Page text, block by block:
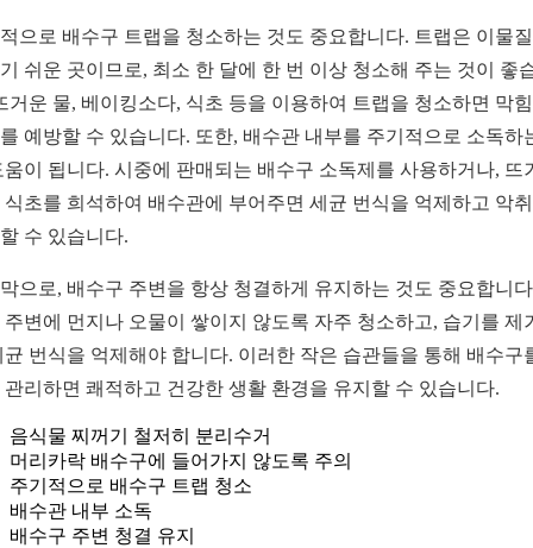
으로 배수구 트랩을 청소하는 것도 중요합니다. 트랩은 이물
쉬운 곳이므로, 최소 한 달에 한 번 이상 청소해 주는 것이 좋
거운 물, 베이킹소다, 식초 등을 이용하여 트랩을 청소하면 막
예방할 수 있습니다. 또한, 배수관 내부를 주기적으로 소독하
움이 됩니다. 시중에 판매되는 배수구 소독제를 사용하거나, 뜨
식초를 희석하여 배수관에 부어주면 세균 번식을 억제하고 악
수 있습니다.
으로, 배수구 주변을 항상 청결하게 유지하는 것도 중요합니
주변에 먼지나 오물이 쌓이지 않도록 자주 청소하고, 습기를 제
균 번식을 억제해야 합니다. 이러한 작은 습관들을 통해 배수구
관리하면 쾌적하고 건강한 생활 환경을 유지할 수 있습니다.
음식물 찌꺼기 철저히 분리수거
머리카락 배수구에 들어가지 않도록 주의
주기적으로 배수구 트랩 청소
배수관 내부 소독
배수구 주변 청결 유지